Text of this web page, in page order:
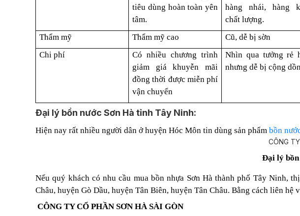
tiêu dùng hoàn toàn yên
tâm.
hàng nhái, hàng
chất lượng.
Thẩm mỹ
Thẩm mỹ cao
Cũ, dễ bị sờn
Chi phí
Có nhiều chương trình
giảm giá khuyễn mãi
đồng thời được miễn phí
vận chuyển
Nhìn qua tưởng rẻ
nhưng dễ bị cộng
Đại lý bồn nước Sơn Hà tỉnh Tây Ninh:
Hiện nay rất nhiều người dân ở huyện Hóc Môn tin dùng sản phẩm bồn
Đại lý bồn
Nếu quý khách có nhu cầu mua bồn nhựa Sơn Hà thành phố Tây Ninh,
Châu, huyện Gò Dầu, huyện Tân Biên, huyện Tân Châu. Bằng cách liên hệ
CÔNG TY CỔ PHẦN SƠN HÀ SÀI GÒN